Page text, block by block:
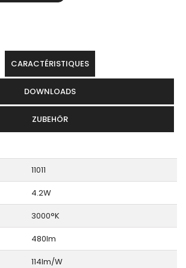
CARACTÉRISTIQUES
DOWNLOADS
ZUBEHÖR
11011
4.2W
3000°K
480lm
114lm/W